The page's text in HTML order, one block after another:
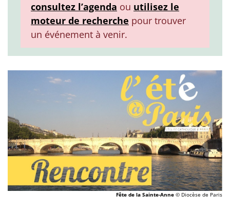
consultez l’agenda ou utilisez le
moteur de recherche pour trouver
un événement à venir.
Fête de la Sainte-Anne © Diocèse de Paris